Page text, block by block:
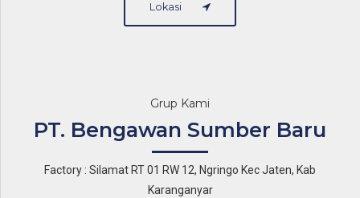
Lokasi
Grup Kami
PT. Bengawan Sumber Baru
Factory : Silamat RT 01 RW 12, Ngringo Kec Jaten, Kab
Karanganyar